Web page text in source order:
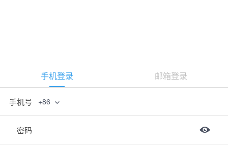
手机登录 邮箱登录
手机号 +86
密码